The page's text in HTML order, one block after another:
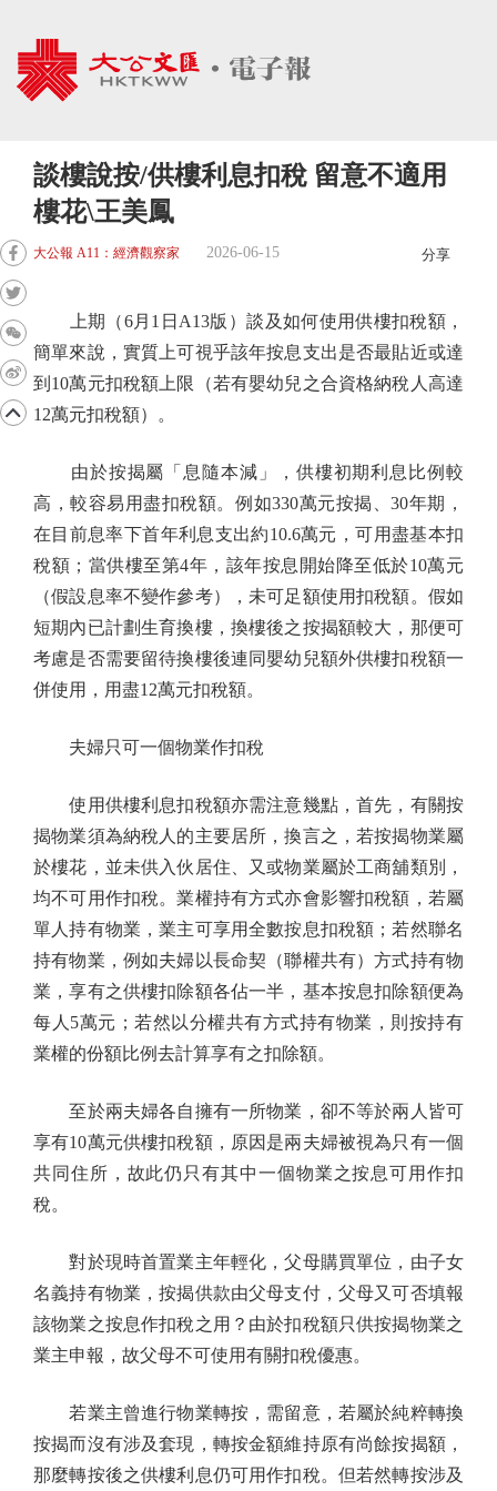
談樓說按/供樓利息扣稅 留意不適用
樓花\王美鳳
大公報 A11：經濟觀察家 2026-06-15 分享
上期（6月1日A13版）談及如何使用供樓扣稅額，
簡單來說，實質上可視乎該年按息支出是否最貼近或達
到10萬元扣稅額上限（若有嬰幼兒之合資格納稅人高達
12萬元扣稅額）。
由於按揭屬「息隨本減」，供樓初期利息比例較
高，較容易用盡扣稅額。例如330萬元按揭、30年期，
在目前息率下首年利息支出約10.6萬元，可用盡基本扣
稅額；當供樓至第4年，該年按息開始降至低於10萬元
（假設息率不變作參考），未可足額使用扣稅額。假如
短期內已計劃生育換樓，換樓後之按揭額較大，那便可
考慮是否需要留待換樓後連同嬰幼兒額外供樓扣稅額一
併使用，用盡12萬元扣稅額。
夫婦只可一個物業作扣稅
使用供樓利息扣稅額亦需注意幾點，首先，有關按
揭物業須為納稅人的主要居所，換言之，若按揭物業屬
於樓花，並未供入伙居住、又或物業屬於工商舖類別，
均不可用作扣稅。業權持有方式亦會影響扣稅額，若屬
單人持有物業，業主可享用全數按息扣稅額；若然聯名
持有物業，例如夫婦以長命契（聯權共有）方式持有物
業，享有之供樓扣除額各佔一半，基本按息扣除額便為
每人5萬元；若然以分權共有方式持有物業，則按持有
業權的份額比例去計算享有之扣除額。
至於兩夫婦各自擁有一所物業，卻不等於兩人皆可
享有10萬元供樓扣稅額，原因是兩夫婦被視為只有一個
共同住所，故此仍只有其中一個物業之按息可用作扣
稅。
對於現時首置業主年輕化，父母購買單位，由子女
名義持有物業，按揭供款由父母支付，父母又可否填報
該物業之按息作扣稅之用？由於扣稅額只供按揭物業之
業主申報，故父母不可使用有關扣稅優惠。
若業主曾進行物業轉按，需留意，若屬於純粹轉換
按揭而沒有涉及套現，轉按金額維持原有尚餘按揭額，
那麼轉按後之供樓利息仍可用作扣稅。但若然轉按涉及